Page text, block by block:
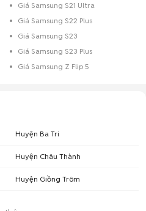
Giá Samsung S21 Ultra
Giá Samsung S22 Plus
Giá Samsung S23
Giá Samsung S23 Plus
Giá Samsung Z Flip 5
Huyện Ba Tri
Huyện Châu Thành
Huyện Giồng Trôm